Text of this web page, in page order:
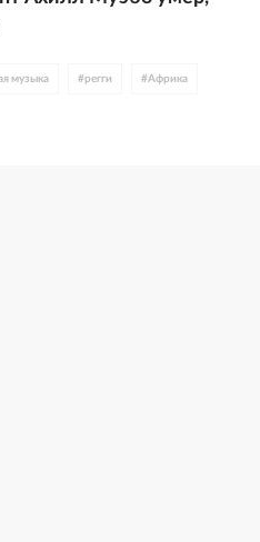
музыка #регги #Африка